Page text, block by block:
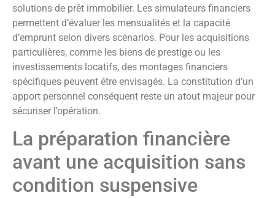
solutions de prêt immobilier. Les simulateurs financiers
permettent d’évaluer les mensualités et la capacité
d’emprunt selon divers scénarios. Pour les acquisitions
particulières, comme les biens de prestige ou les
investissements locatifs, des montages financiers
spécifiques peuvent être envisagés. La constitution d’un
apport personnel conséquent reste un atout majeur pour
sécuriser l’opération.
La préparation financière
avant une acquisition sans
condition suspensive